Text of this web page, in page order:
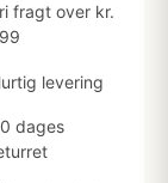
fragt over kr.
levering
dages